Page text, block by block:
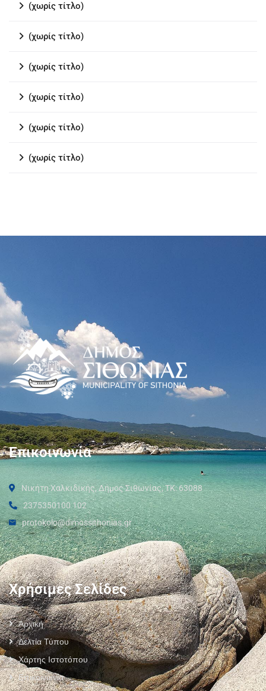
(χωρίς τίτλο)
(χωρίς τίτλο)
(χωρίς τίτλο)
(χωρίς τίτλο)
(χωρίς τίτλο)
(χωρίς τίτλο)
Επικοινωνία
Νικήτη Χαλκιδικής, Δήμος Σιθωνίας, ΤΚ: 63088
2375350100 102
protokolo@dimossithonias.gr
Χρήσιμες Σελίδες
Αρχική
Δελτία Τύπου
Χάρτης Ιστοτόπου
Επικοινωνία